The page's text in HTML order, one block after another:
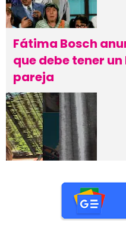
Fátima Bosch
que debe tener
pareja